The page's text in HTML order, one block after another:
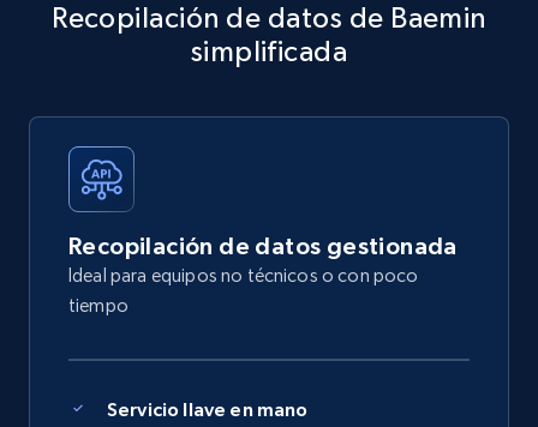
Recopilación de datos de Baemin
simplificada
Recopilación de datos gestionada
Ideal para equipos no técnicos o con poco
tiempo
Servicio llave en mano